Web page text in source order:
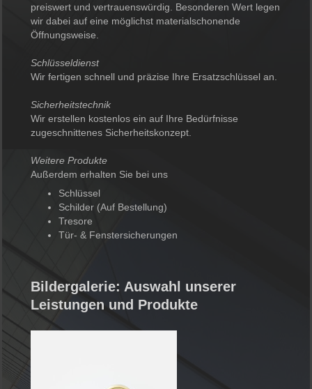
preiswert und vertrauenswürdig. Besonderen Wert legen
wir dabei auf eine möglichst materialschonende
Öffnungsweise.
Schlüsseldienst
Wir fertigen schnell und präzise Ihre Ersatzschlüssel an.
Sicherheitstechnik
Wir erstellen kostenlos ein auf Ihre Bedürfnisse
zugeschnittenes Sicherheitskonzept.
Weitere Produkte
Außerdem erhalten Sie bei uns
Schlüssel
Schilder (Auf Bestellung)
Tresore
Tür- & Fenstersicherungen
Bildergalerie: Auswahl unserer
Leistungen und Produkte